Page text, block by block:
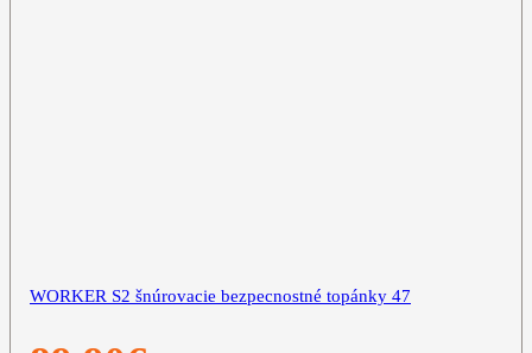
WORKER S2 šnúrovacie bezpecnostné topánky 47